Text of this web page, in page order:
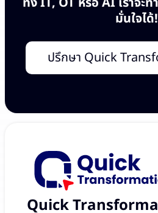
มั่นใจได้!
ปรึกษา Quick
Quick